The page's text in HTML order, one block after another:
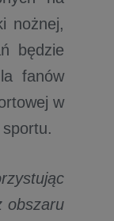
nożnej,
będzie
fanów
w
obszaru